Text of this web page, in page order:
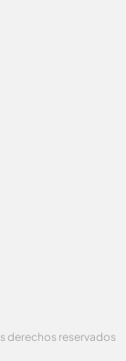
derechos reservados